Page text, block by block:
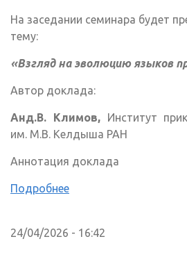
На заседании семинара будет
тему:
«Взгляд на эволюцию языков
Автор доклада:
Анд.В. Климов, Институт
им. М.В. Келдыша РАН
Аннотация доклада
Подробнее
24/04/2026 - 16:42